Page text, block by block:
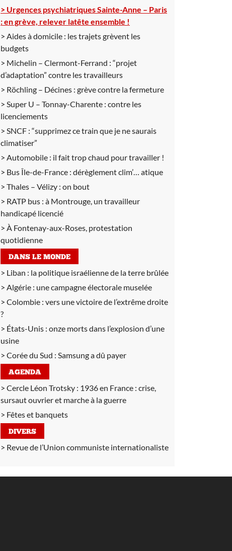
Urgences psychiatriques Sainte-Anne – Paris
:en grève, relever latête ensemble !
Aides à domicile : les trajets grèvent les
budgets
Michelin – Clermont-Ferrand : “projet
d’adaptation” contre les travailleurs
Röchling – Décines : grève contre la fermeture
Super U – Tonnay-Charente : contre les
licenciements
SNCF : “supprimez ce train que je ne saurais
climatiser”
Automobile : il fait trop chaud pour travailler !
Bus Île-de-France : dérèglement clim’… atique
Thales – Vélizy : on bout
RATP bus : à Montrouge, un travailleur
handicapé licencié
À Fontenay-aux-Roses, protestation
quotidienne
DANS LE MONDE
Liban : la politique israélienne de la terre brûlée
Algérie : une campagne électorale muselée
Colombie : vers une victoire de l’extrême droite
?
États-Unis : onze morts dans l’explosion d’une
usine
Corée du Sud : Samsung a dû payer
AGENDA
Cercle Léon Trotsky : 1936 en France : crise,
sursaut ouvrier et marche à la guerre
Fêtes et banquets
DIVERS
Revue de l’Union communiste internationaliste